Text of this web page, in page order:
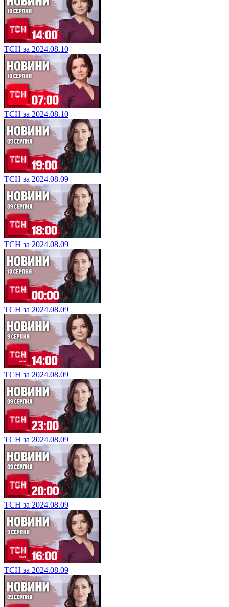
ТСН за 2024.08.10
ТСН за 2024.08.10
ТСН за 2024.08.09
ТСН за 2024.08.09
ТСН за 2024.08.09
ТСН за 2024.08.09
ТСН за 2024.08.09
ТСН за 2024.08.09
ТСН за 2024.08.09